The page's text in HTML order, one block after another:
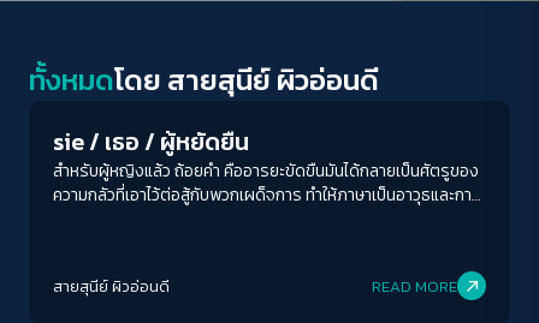
ทั้งหมดโดย สายสุนีย์ ผิวอ่อนดี
sie / เธอ / ผู้หยัดยืน
สำหรับผู้หญิงแล้ว ถ้อยคำ คืออารยะขัดขืนมันได้กลายเป็นศัตรูของ
ความกลัวที่เอาไว้ต่อสู้กับพวกเผด็จการ ทำให้ภาษาเป็นอาวุธและการ
ประวัติศาสตร์อิตาลีที่ไม่เพียงขมขื่นแต่เปิดประเด็นให้ผู้อ่านฉุกคิด
สายสุนีย์ ผิวอ่อนดี READ MORE